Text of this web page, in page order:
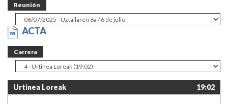
Reunión
ACTA
Carrera
Urtinea Loreak 19:02